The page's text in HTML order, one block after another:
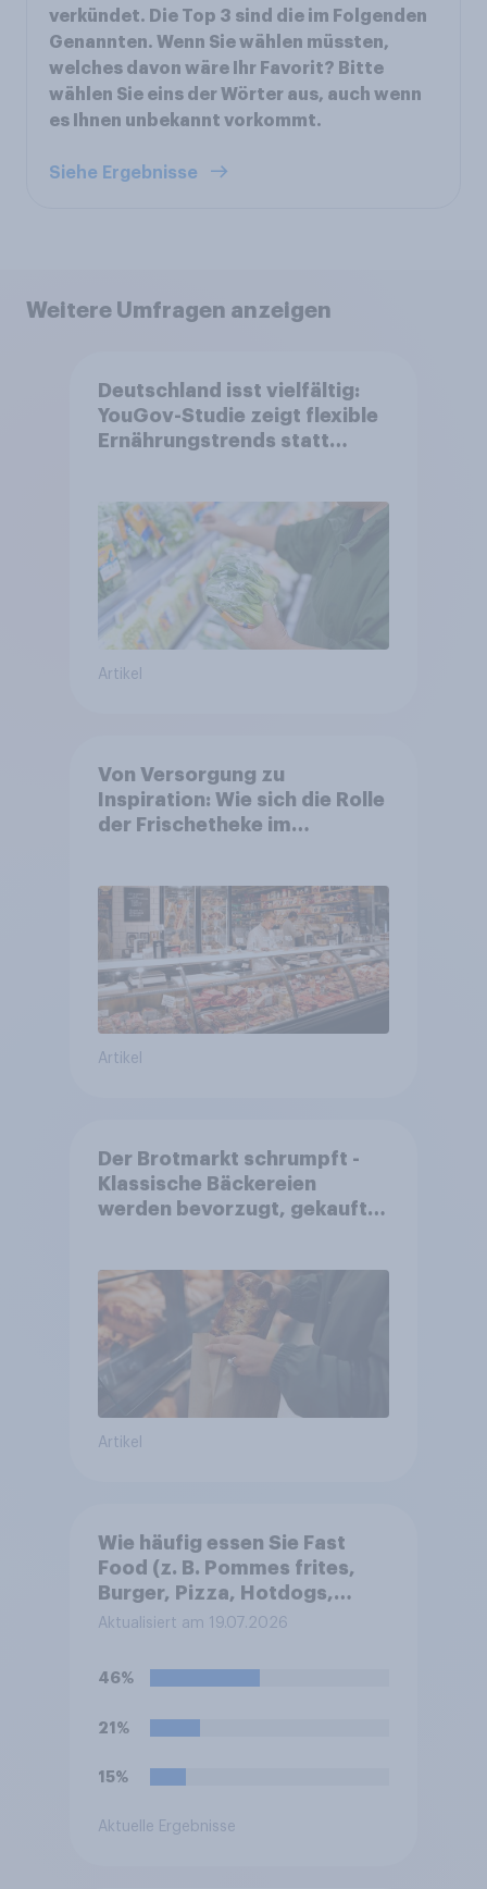
verkündet. Die Top 3 sind die im Folgenden
Genannten. Wenn Sie wählen müssten,
welches davon wäre Ihr Favorit? Bitte
wählen Sie eins der Wörter aus, auch wenn
es Ihnen unbekannt vorkommt.
Siehe Ergebnisse
Weitere Umfragen anzeigen
Deutschland isst vielfältig:
YouGov-Studie zeigt flexible
Ernährungstrends statt
Artikel
Von Versorgung zu
Inspiration: Wie sich die Rolle
der Frischetheke im
Artikel
Der Brotmarkt schrumpft -
Klassische Bäckereien
werden bevorzugt, gekauft
Artikel
Wie häufig essen Sie Fast
Food (z. B. Pommes frites,
Burger, Pizza, Hotdogs,
Chicken Nuggets oder
Aktualisiert am 19.07.2026
46%
21%
15%
Aktuelle Ergebnisse